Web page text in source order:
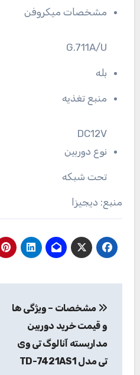
مشخصات میکروفن
G.711A/U
بله
منبع تغذیه
DC12V
نوع دوربین
تحت شبکه
منبع: دیجیزا
نوشته
مشخصات – ویژگی ها
و قیمت خرید دوربین
مداربسته آنالوگ تی وی
تی مدل TD-7421AS1